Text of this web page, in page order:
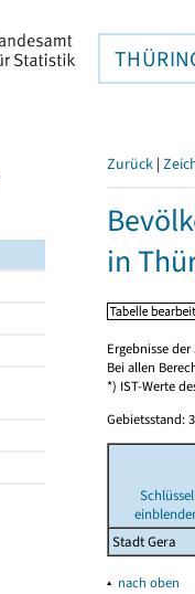
Zurück |
in
Ergebnisse
Bei allen
*) IST-Werte
Gebietsstand:
Schlüssel
Stadt Gera
▴ nach oben